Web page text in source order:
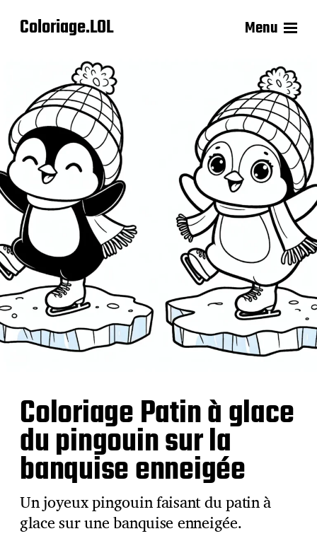
Coloriage.LOL Menu
Coloriage Patin à glace
du pingouin sur la
banquise enneigée
Un joyeux pingouin faisant du patin à
glace sur une banquise enneigée.